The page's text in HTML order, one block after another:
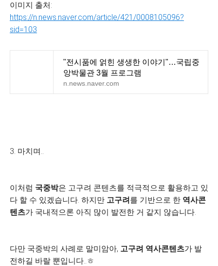
이미지 출처:
https://n.news.naver.com/article/421/0008105096?
sid=103
"전시품에 얽힌 생생한 이야기"…국립중
앙박물관 3월 프로그램
n.news.naver.com
3. 마치며..
이처럼 국중박은 고구려 콘텐츠를 적극적으로 활용하고 있
다 할 수 있겠습니다. 하지만 고구려를 기반으로 한 역사콘
텐츠가 국내적으론 아직 많이 발전한 거 같지 않습니다.
다만 국중박의 사례로 말미암아, 고구려 역사콘텐츠가 발
전하길 바랄 뿐입니다..ㅎ